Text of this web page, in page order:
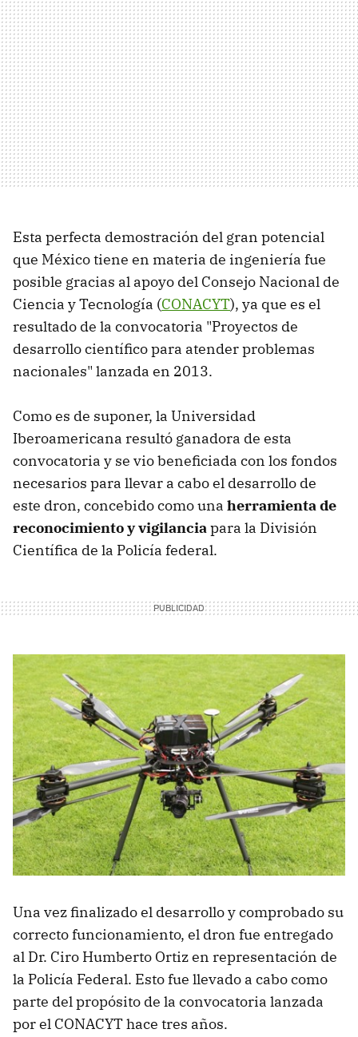
Esta perfecta demostración del gran potencial
que México tiene en materia de ingeniería fue
posible gracias al apoyo del Consejo Nacional de
Ciencia y Tecnología (CONACYT), ya que es el
resultado de la convocatoria "Proyectos de
desarrollo científico para atender problemas
nacionales" lanzada en 2013.
Como es de suponer, la Universidad
Iberoamericana resultó ganadora de esta
convocatoria y se vio beneficiada con los fondos
necesarios para llevar a cabo el desarrollo de
este dron, concebido como una herramienta de
reconocimiento y vigilancia para la División
Científica de la Policía federal.
Una vez finalizado el desarrollo y comprobado su
correcto funcionamiento, el dron fue entregado
al Dr. Ciro Humberto Ortiz en representación de
la Policía Federal. Esto fue llevado a cabo como
parte del propósito de la convocatoria lanzada
por el CONACYT hace tres años.